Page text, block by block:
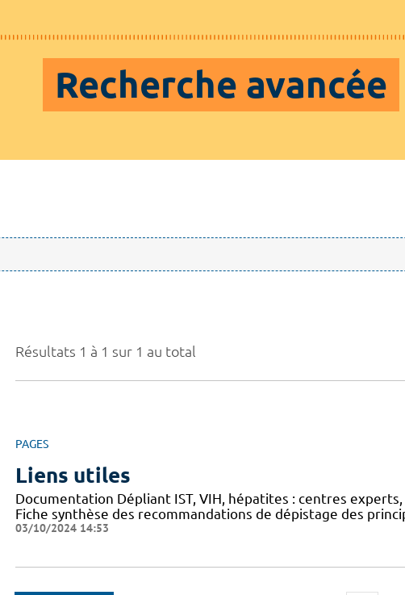
Recherche avancée
Résultats 1 à 1 sur 1 au total
PAGES
Liens utiles
Documentation Dépliant IST, VIH, hépatites : centres
Fiche synthèse des recommandations de dépistage des
03/10/2024 14:53